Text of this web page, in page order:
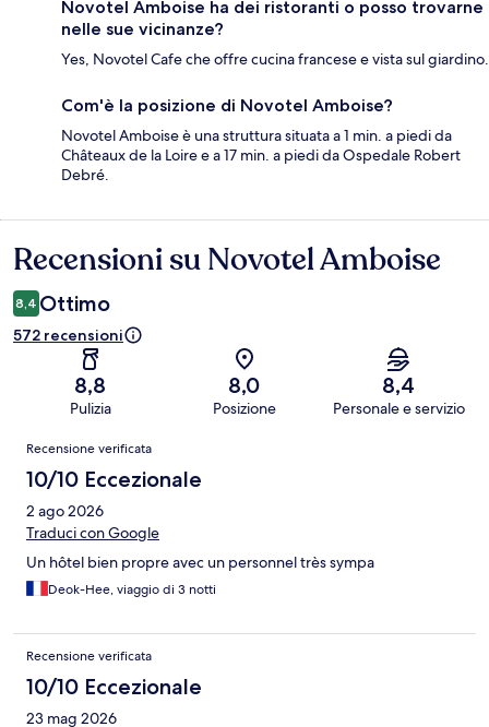
Novotel Amboise ha dei ristoranti o posso trovarne
nelle sue vicinanze?
Yes, Novotel Cafe che offre cucina francese e vista sul giardino.
Com'è la posizione di Novotel Amboise?
Novotel Amboise è una struttura situata a 1 min. a piedi da
Châteaux de la Loire e a 17 min. a piedi da Ospedale Robert
Debré.
Recensioni
Recensioni su Novotel Amboise
8,4 Ottimo
572 recensioni
8,8
Pulizia
8,0
Posizione
8,4
Personale e servizio
Recensioni
Recensione verificata
10/10 Eccezionale
2 ago 2026
Traduci con Google
Un hôtel bien propre avec un personnel très sympa
Deok-Hee, viaggio di 3 notti
Recensione verificata
10/10 Eccezionale
23 mag 2026